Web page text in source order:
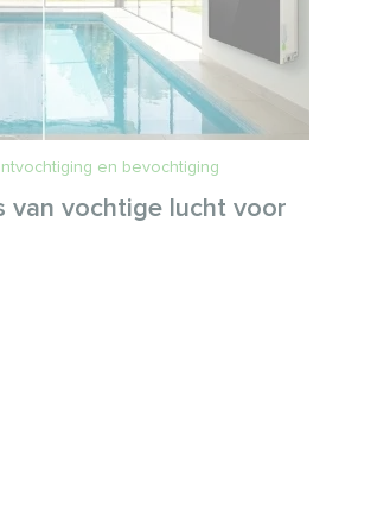
en bevochtiging
van vochtige lucht voor